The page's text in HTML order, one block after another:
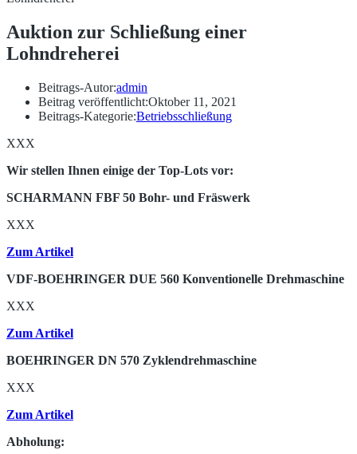
Auktion zur Schließung einer
Lohndreherei
Beitrags-Autor:admin
Beitrag veröffentlicht:Oktober 11, 2021
Beitrags-Kategorie:Betriebsschließung
XXX
Wir stellen Ihnen einige der Top-Lots vor:
SCHARMANN FBF 50 Bohr- und Fräswerk
XXX
Zum Artikel
VDF-BOEHRINGER DUE 560 Konventionelle Drehmaschine
XXX
Zum Artikel
BOEHRINGER DN 570 Zyklendrehmaschine
XXX
Zum Artikel
Abholung: